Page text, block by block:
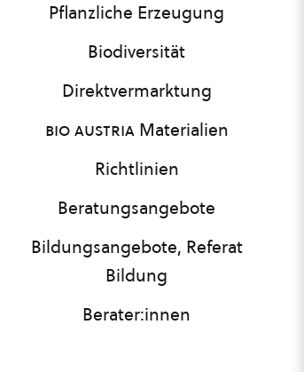
Pflanzliche Erzeugung
Biodiversität
Direktvermarktung
bio austriaMaterialien
Richtlinien
Beratungsangebote
Bildungsangebote, Referat
Bildung
Berater:innen